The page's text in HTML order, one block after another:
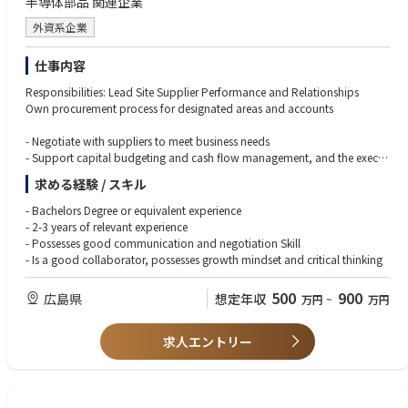
エスカレーション対応：
・国内テクニカルグループへのエスカレーションレポート作成
・US含むサポート部隊と連携による解決策の立案、実行、顧客報告
②稼働装置改善に関するサポート：
プロジェクト参加、データ取得、アイディアの立案、装置性能改善品の評
価、展開
③次世代装置導入サポート：プロジェクト参加
・立ち上げ、調整、性能確認
・故障対応
・評価サポート：データ取得、改善等
・量産機対応向け準備：不具合点フィードバック、手順書作成、必要治具
等
④その他
・品質問題レポート、問題レポート等作成
・安全、品質問題防止のための事前検知レポート作成
・顧客向け定例会議の資料作成、説明等
スキルやキャッチアップ状況に応じて1～2カ月の研修があります。その後
後目途に独り立ちを頂くイメージです。
生産技術、歩留まり改善、トラブル対応の経験
以下いずれかの製品・工程に関わった経験
Deposition（薄膜）
Etching（エッチング）
Wet Clean（洗浄）
PLP／パネル加工
▼ 電気・機械・設計・IT系
機械設計経験、CADの知識
電気設計、電気電子分野の知見
プログラミング経験（言語不問）
Linuxの知見
第二種電気主任技術者をお持ちの方
▼ コミュニケーション・調整力
顧客対応経験
社内外・多部門との連携、調整業務の経験
■語学スキルについて
英語の読み書きに抵抗がない方
（マニュアル理解、メール対応が中心。会話力は必須ではありません）
外資系企業
仕事内容
Responsibilities: Lead Site Supplier Performance and Relationships
Own procurement process for designated areas and accounts
- Negotiate with suppliers to meet business needs
- Support capital budgeting and cash flow management, and the execut
ion of Global Procurement strategies
- Handle cost saving initiatives and metric
- Implement cost savings and process improvement programs
- Have deep knowledge to serve as a consultant for procurement process
and supplier issues.
- Support site audits
求める経験 / スキル
- Bachelors Degree or equivalent experience
- 2-3 years of relevant experience
- Possesses good communication and negotiation Skill
- Is a good collaborator, possesses growth mindset and critical thinking
広島県 想定年収 500 万円 ~ 900 万円
求人エントリー